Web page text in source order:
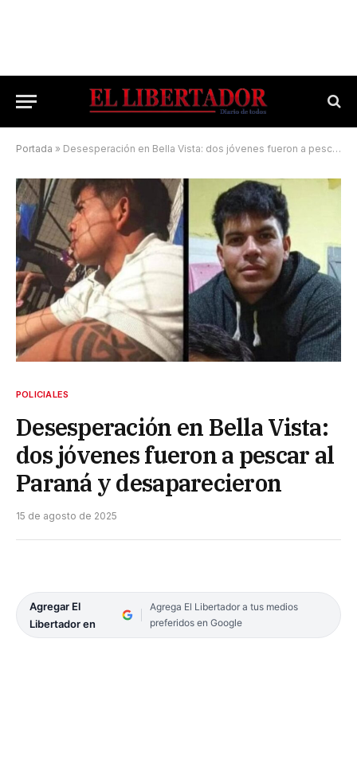
Portada » Desesperación en Bella Vista: dos jóvenes fueron a pescar al Paraná y desaparecieron
POLICIALES
Desesperación en Bella Vista:
dos jóvenes fueron a pescar al
Paraná y desaparecieron
15 de agosto de 2025
Agregar El
Libertador en
Agrega El Libertador a tus medios
preferidos en Google